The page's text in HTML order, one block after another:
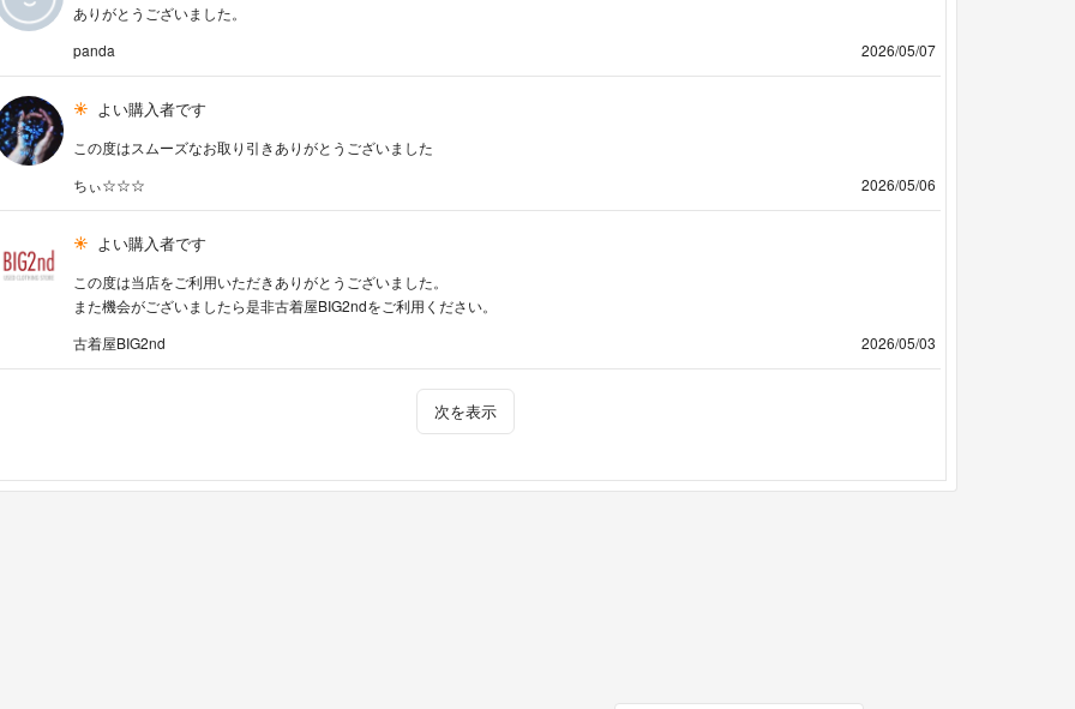
ありがとうございました。
panda
2026/05/07
よい購入者です
この度はスムーズなお取り引きありがとうございました
ちぃ☆☆☆
2026/05/06
よい購入者です
この度は当店をご利用いただきありがとうございました。
また機会がございましたら是非古着屋BIG2ndをご利用ください。
古着屋BIG2nd
2026/05/03
次を表示